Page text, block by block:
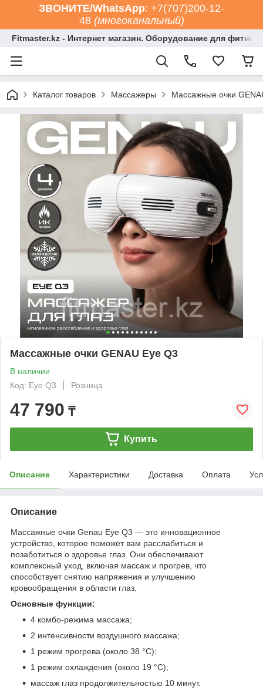
ЗВОНИТЕ/WhatsApp: +7(707)200-12-
48 (многоканальный)
Fitmaster.kz - Интернет магазин. Оборудование для
Каталог товаров Массажеры Массажные очки
Массажные очки GENAU Eye Q3
В наличии
Код: Eye Q3
Розница
47 790 ₸
Купить
Описание Характеристики Доставка Оплата
Описание
Массажные очки Genau Eye Q3 — это инновационное
устройство, которое поможет вам расслабиться и
позаботиться о здоровье глаз. Они обеспечивают
комплексный уход, включая массаж и прогрев, что
способствует снятию напряжения и улучшению
кровообращения в области глаз.
Основные функции:
4 комбо-режима массажа;
2 интенсивности воздушного массажа;
1 режим прогрева (около 38 °C);
1 режим охлаждения (около 19 °C);
массаж глаз продолжительностью 10 минут.